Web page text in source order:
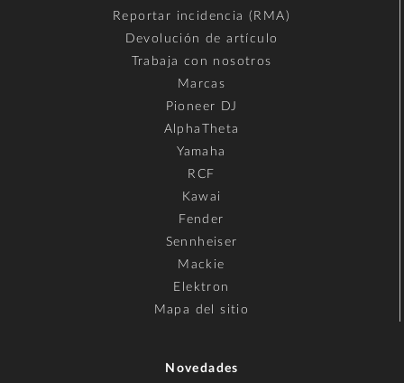
Reportar incidencia (RMA)
Devolución de artículo
Trabaja con nosotros
Marcas
Pioneer DJ
AlphaTheta
Yamaha
RCF
Kawai
Fender
Sennheiser
Mackie
Elektron
Mapa del sitio
Novedades